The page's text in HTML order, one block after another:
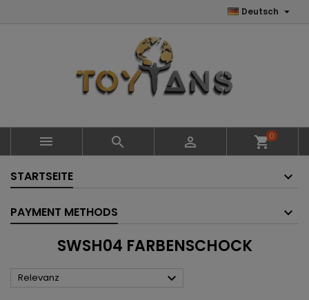
Deutsch 
   shopping_cart0
STARTSEITE
PAYMENT METHODS
SWSH04 FARBENSCHOCK
Relevanz 